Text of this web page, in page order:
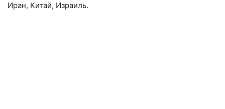
Иран, Китай, Израиль.